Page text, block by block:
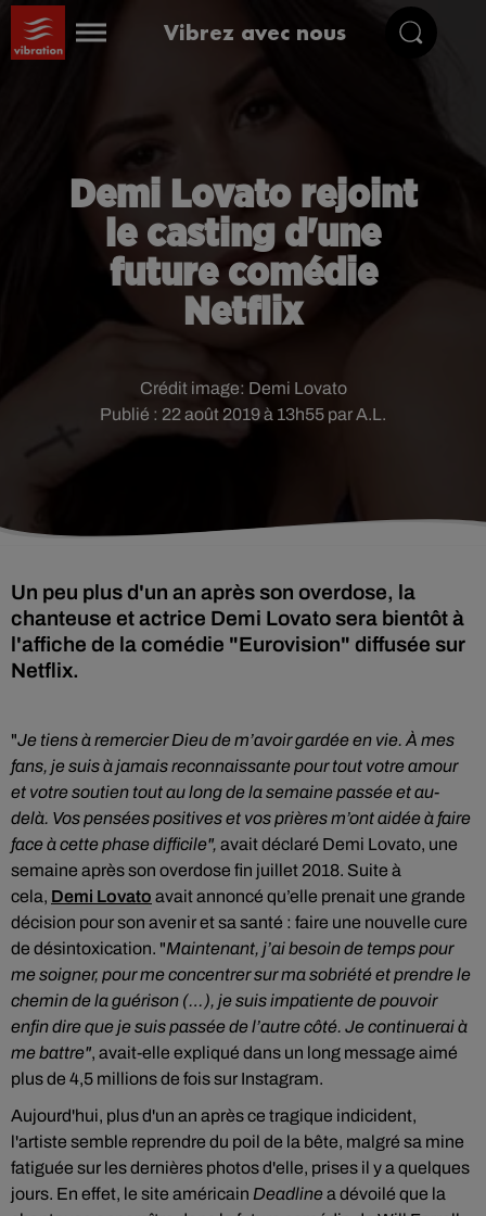
Vibrez avec nous
Demi Lovato rejoint
le casting d'une
future comédie
Netflix
Publié : 22 août 2019 à 13h55 par A.L.
Crédit image: Demi Lovato
Un peu plus d'un an après son overdose, la
chanteuse et actrice Demi Lovato sera bientôt à
l'affiche de la comédie "Eurovision" diffusée sur
Netflix.
"Je tiens à remercier Dieu de m’avoir gardée en vie. À mes
fans, je suis à jamais reconnaissante pour tout votre amour
et votre soutien tout au long de la semaine passée et au-
delà. Vos pensées positives et vos prières m’ont aidée à faire
face à cette phase difficile", avait déclaré Demi Lovato, une
semaine après son overdose fin juillet 2018. Suite à
cela, Demi Lovato avaitannoncé qu’elle prenait une grande
décision pour son avenir et sa santé : faire une nouvelle cure
de désintoxication. "Maintenant, j’ai besoin de temps pour
me soigner, pour me concentrer sur ma sobriété et prendre le
chemin de la guérison (…), je suis impatiente de pouvoir
enfin dire que je suis passée de l’autre côté. Je continuerai à
me battre", avait-elle expliqué dans un long message aimé
plus de 4,5 millions de fois sur Instagram.
Aujourd'hui, plus d'un an après ce tragique indicident,
l'artiste semble reprendre du poil de la bête, malgré sa mine
fatiguée sur les dernières photos d'elle, prises il y a quelques
jours. En effet, le site américain Deadlinea dévoilé que la